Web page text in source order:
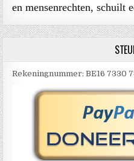
en mensenrechten, schuilt
Rekeningnummer: BE16 7330